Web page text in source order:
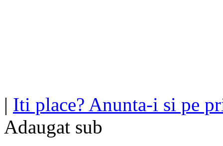
| Iti place? Anunta-i si pe
Adaugat sub